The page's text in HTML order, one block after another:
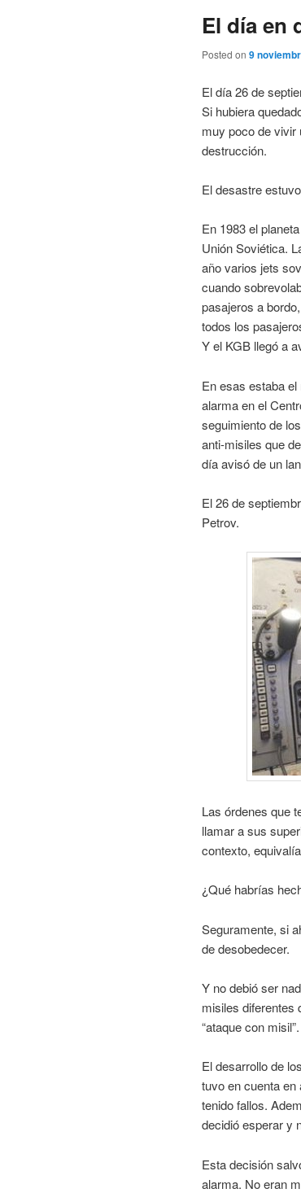
El día en
Posted on 9
El día 26 de
Si hubiera
muy poco de vivir
destrucción.
El desastre
En 1983 el
Unión Soviética.
año varios jets
cuando
pasajeros a
todos los
Y el KGB llegó a
En esas estaba
alarma en el
seguimiento de
anti-misiles que
día avisó de un
El 26 de
Petrov.
Las órdenes que
llamar a sus
contexto,
¿Qué habrías
Seguramente, si
de desobedecer.
Y no debió ser
misiles diferentes
“ataque con
El desarrollo de
tuvo en cuenta
tenido fallos.
decidió esperar y
Esta decisión
alarma. No eran